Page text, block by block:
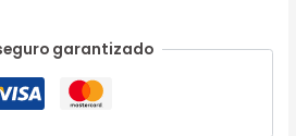
garantizado